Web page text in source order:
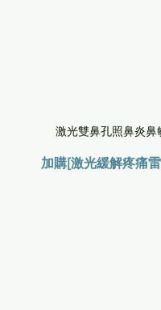
激光雙鼻孔照鼻炎鼻
加購[激光緩解疼痛